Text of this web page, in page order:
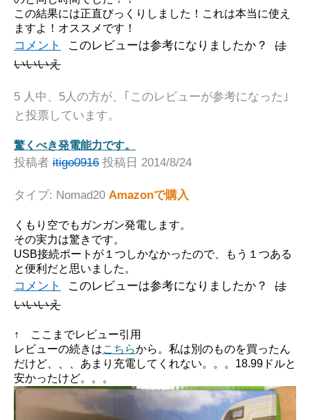
この結果には正直びっくりしました！これは本当に使え
ますよ！オススメです！
コメント このレビューは参考になりましたか？ は
いいいえ
5 人中、5人の方が、｢このレビューが参考になった｣
と投票しています。
驚くべき発電能力です。
投稿者 itigo0916 投稿日 2014/8/24
タイプ: Nomad20 Amazonで購入
くもり空でもガンガン発電します。
その実力は驚きです。
USB接続ポートが１つしかなかったので、もう１つある
と便利だと思いました。
コメント このレビューは参考になりましたか？ は
いいいえ
↑ ここまでレビュー引用
レビューの続きはこちらから。私は別のものを買ったん
だけど、、、あまり充電してくれない。。。18.99ドルと
安かったけど。。。